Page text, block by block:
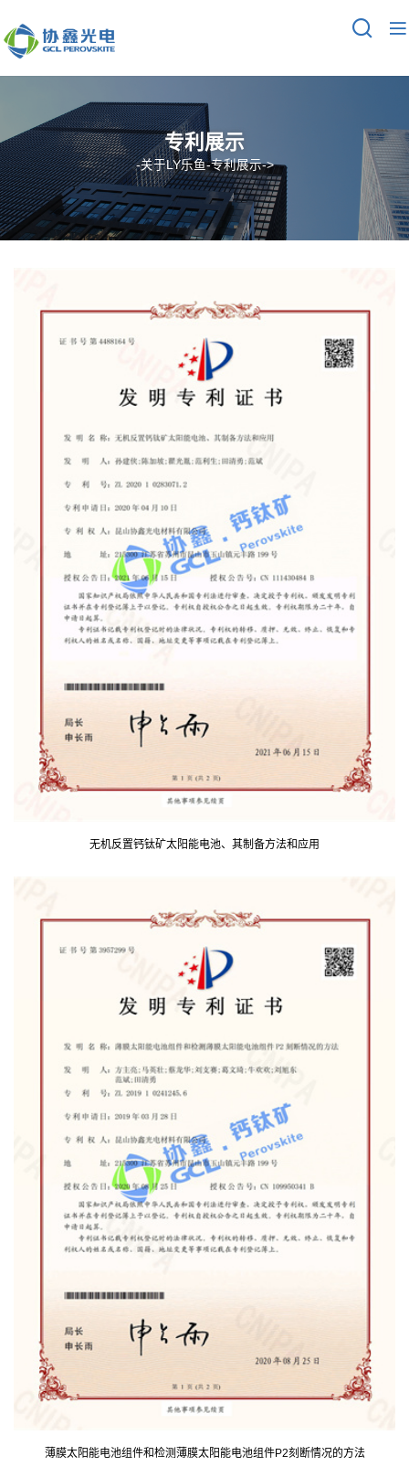
专利展示
-关于LY乐鱼-专利展示->
无机反置钙钛矿太阳能电池、其制备方法和应用
薄膜太阳能电池组件和检测薄膜太阳能电池组件P2刻断情况的方法